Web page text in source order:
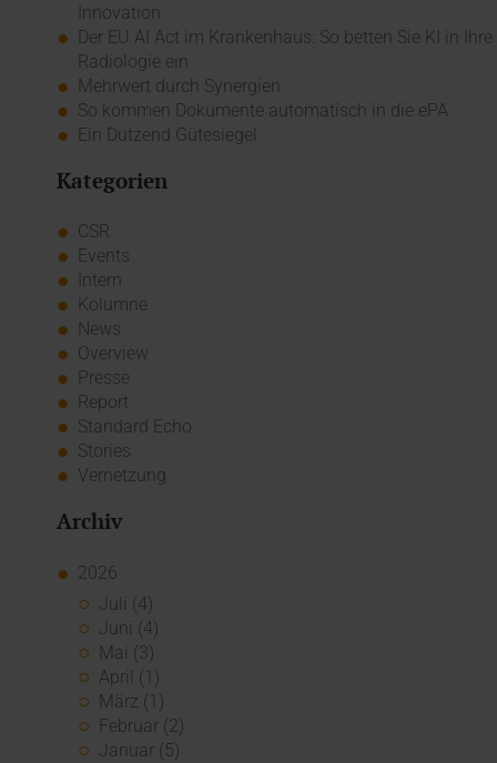
Innovation
Der EU AI Act im Krankenhaus: So betten Sie KI in Ihre
Radiologie ein
Mehrwert durch Synergien
So kommen Dokumente automatisch in die ePA
Ein Dutzend Gütesiegel
Kategorien
CSR
Events
Intern
Kolumne
News
Overview
Presse
Report
Standard Echo
Stories
Vernetzung
Archiv
2026
Juli (4)
Juni (4)
Mai (3)
April (1)
März (1)
Februar (2)
Januar (5)